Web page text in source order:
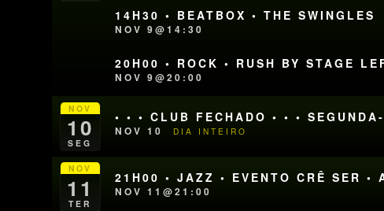
14H30 • BEATBOX • THE SWINGLES
NOV 9@14:30
20H00 • ROCK • RUSH BY STAGE
NOV 9@20:00
NOV
10
SEG
• • • CLUB FECHADO • • •
NOV 10 DIA INTEIRO
NOV
11
TER
21H00 • JAZZ • EVENTO CRÊ SER •
NOV 11@21:00